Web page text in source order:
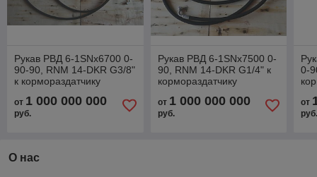
Рукав РВД 6-1SNx6700 0-
90-90, RNM 14-DKR G3/8"
к кормораздатчику
от 1 000 000 000
руб.
Рукав РВД 6-1SNx7500 0-
90, RNM 14-DKR G1/4" к
кормораздатчику
от 1 000 000 000
руб.
0-
от
О нас